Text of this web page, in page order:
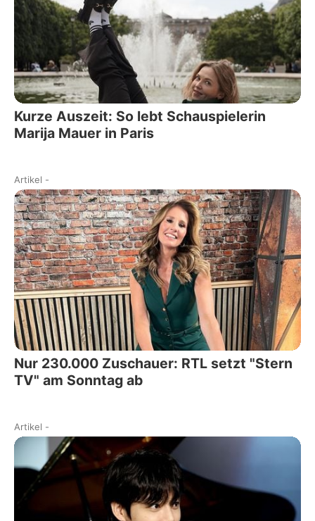
Kurze Auszeit: So lebt Schauspielerin
Marija Mauer in Paris
Artikel -
Nur 230.000 Zuschauer: RTL setzt "Stern
TV" am Sonntag ab
Artikel -